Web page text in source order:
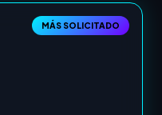
MÁS SOLICITADO